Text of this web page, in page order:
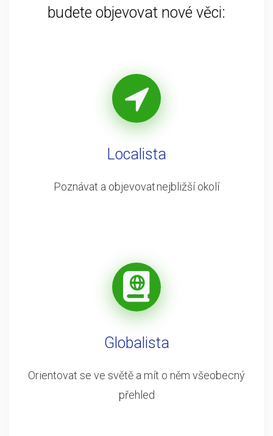
budete objevovat nové věci:
Localista
Poznávat a objevovat nejbližší okolí
Globalista
Orientovat se ve světě a mít o něm všeobecný
přehled